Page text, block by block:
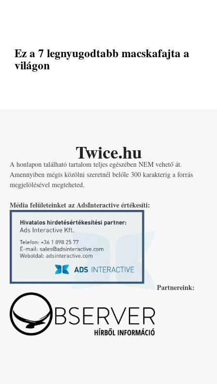
Ez a 7 legnyugodtabb macskafajta a
világon
Twice.hu
A honlapon található tartalom teljes egészében NEM vehető át.
Amennyiben mégis közölni szeretnél belőle 300 karakterig a forrás
megjelölésével megteheted.
Média felületeinket az AdsInteractive értékesíti:
Partnereink: